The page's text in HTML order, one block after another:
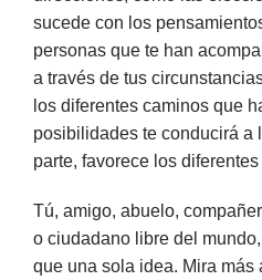
sucede con los
personas que te han
a través de tus
los diferentes caminos que
posibilidades te conducirá a
parte, favorece los
Tú, amigo, abuelo,
o ciudadano libre del
que una sola idea. Mira más